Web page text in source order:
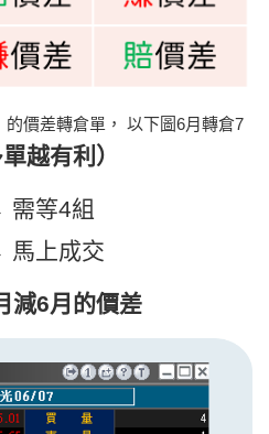
的價差轉倉單， 以下圖6月轉倉7
越有利）
等4組
上成交
減6月的價差